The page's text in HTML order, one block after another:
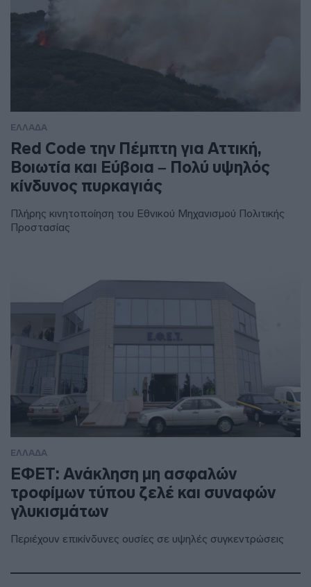
ΕΛΛΑΔΑ
Red Code την Πέμπτη για Αττική,
Βοιωτία και Εύβοια – Πολύ υψηλός
κίνδυνος πυρκαγιάς
Πλήρης κινητοποίηση του Εθνικού Μηχανισμού Πολιτικής
Προστασίας
ΕΛΛΑΔΑ
ΕΦΕΤ: Ανάκληση μη ασφαλών
τροφίμων τύπου ζελέ και συναφών
γλυκισμάτων
Περιέχουν επικίνδυνες ουσίες σε υψηλές συγκεντρώσεις